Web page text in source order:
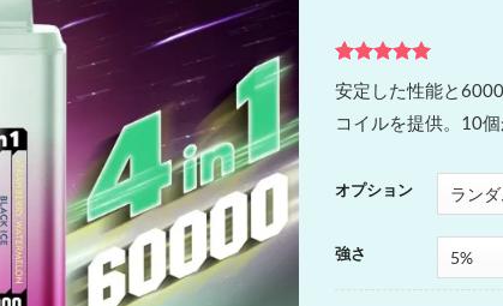
1件の利用者
評価に基づ
く5段階評
価のうち、
安定した性能と
コイルを提供。10個
オプション
強さ